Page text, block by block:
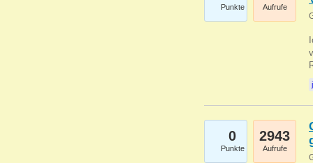
Punkte Aufrufe
0
Punkte
2943
Aufrufe